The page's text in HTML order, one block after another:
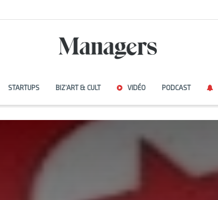
STARTUPS BIZ’ART & CULT VIDÉO PODCAST